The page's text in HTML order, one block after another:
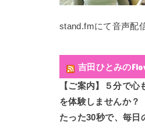
stand.fmにて音声配
吉田ひとみの
【ご案内】５分で
を体験しませんか？
たった30秒で、毎日